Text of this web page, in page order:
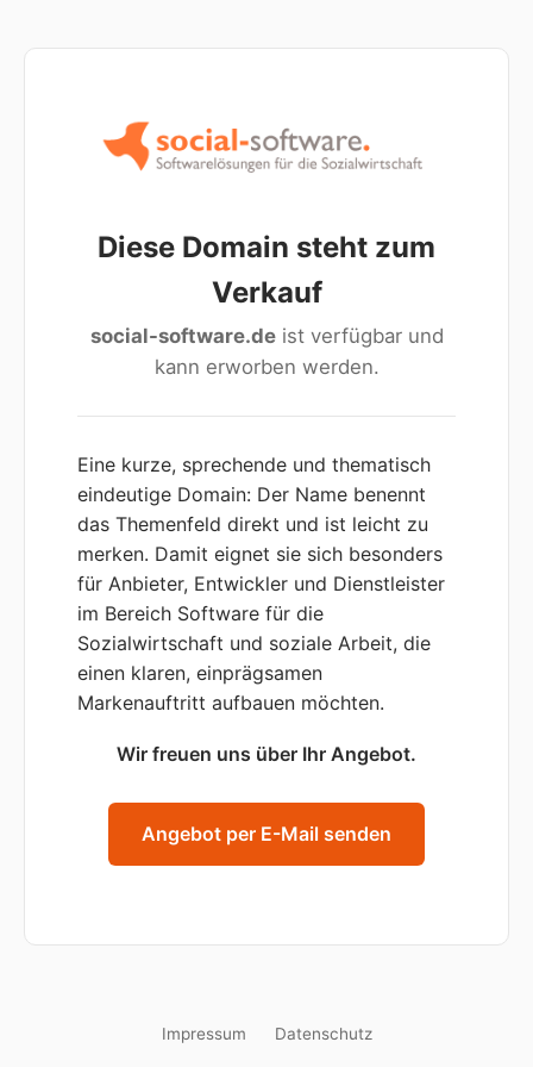
Diese Domain steht zum
Verkauf
social-software.deist verfügbar und
kann erworben werden.
Eine kurze, sprechende und thematisch
eindeutige Domain: Der Name benennt
das Themenfeld direkt und ist leicht zu
merken. Damit eignet sie sich besonders
für Anbieter, Entwickler und Dienstleister
im Bereich Software für die
Sozialwirtschaft und soziale Arbeit, die
einen klaren, einprägsamen
Markenauftritt aufbauen möchten.
Wir freuen uns über Ihr Angebot.
Angebot per E-Mail senden
Impressum Datenschutz